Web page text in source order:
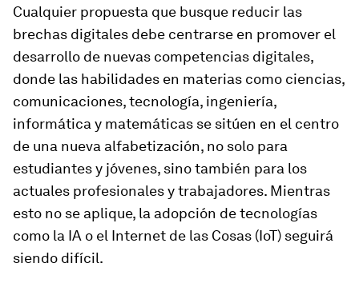
Cualquier propuesta que busque reducir las
brechas digitales debe centrarse en promover el
desarrollo de nuevas competencias digitales,
donde las habilidades en materias como ciencias,
comunicaciones, tecnología, ingeniería,
informática y matemáticas se sitúen en el centro
de una nueva alfabetización, no solo para
estudiantes y jóvenes, sino también para los
actuales profesionales y trabajadores. Mientras
esto no se aplique, la adopción de tecnologías
como la IA o el Internet de las Cosas (IoT) seguirá
siendo difícil.